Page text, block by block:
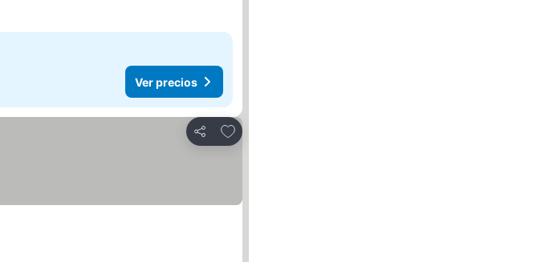
Ver precios
Compartir
Agregar a favoritos